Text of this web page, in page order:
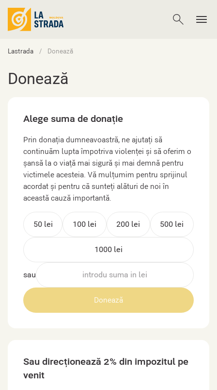
Lastrada Donează
Donează
Alege suma de donație
Prin donația dumneavoastră, ne ajutați să
continuăm lupta împotriva violenței și să oferim o
șansă la o viață mai sigură și mai demnă pentru
victimele acesteia. Vă mulțumim pentru sprijinul
acordat și pentru că sunteți alături de noi în
această cauză importantă.
50 lei 100 lei 200 lei 500 lei
1000 lei
sau
Donează
Sau direcționează 2% din impozitul pe
venit